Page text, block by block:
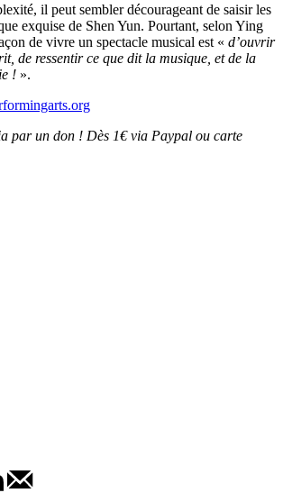
il peut sembler décourageant de saisir les
exquise de Shen Yun. Pourtant, selon Ying
de vivre un spectacle musical est « d’ouvrir
de ressentir ce que dit la musique, et de la
! ».
par un don ! Dès 1€ via Paypal ou carte